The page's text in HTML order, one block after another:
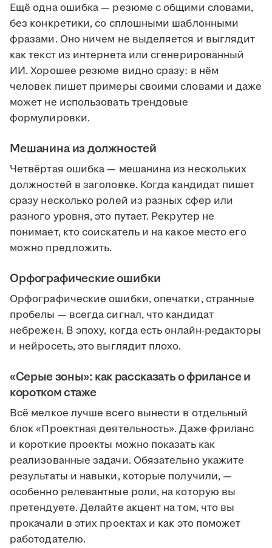
Ещё одна ошибка — резюме с общими словами,
без конкретики, со сплошными шаблонными
фразами. Оно ничем не выделяется и выглядит
как текст из интернета или сгенерированный
ИИ. Хорошее резюме видно сразу: в нём
человек пишет примеры своими словами и даже
может не использовать трендовые
формулировки.
Мешанина из должностей
Четвёртая ошибка — мешанина из нескольких
должностей в заголовке. Когда кандидат пишет
сразу несколько ролей из разных сфер или
разного уровня, это путает. Рекрутер не
понимает, кто соискатель и на какое место его
можно предложить.
Орфографические ошибки
Орфографические ошибки, опечатки, странные
пробелы — всегда сигнал, что кандидат
небрежен. В эпоху, когда есть онлайн-редакторы
и нейросеть, это выглядит плохо.
«Серые зоны»: как рассказать о фрилансе и
коротком стаже
Всё мелкое лучше всего вынести в отдельный
блок «Проектная деятельность». Даже фриланс
и короткие проекты можно показать как
реализованные задачи. Обязательно укажите
результаты и навыки, которые получили, —
особенно релевантные роли, на которую вы
претендуете. Делайте акцент на том, что вы
прокачали в этих проектах и как это поможет
работодателю.